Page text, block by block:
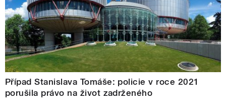
Případ Stanislava Tomáše: policie v roce 2021
porušila právo na život zadrženého